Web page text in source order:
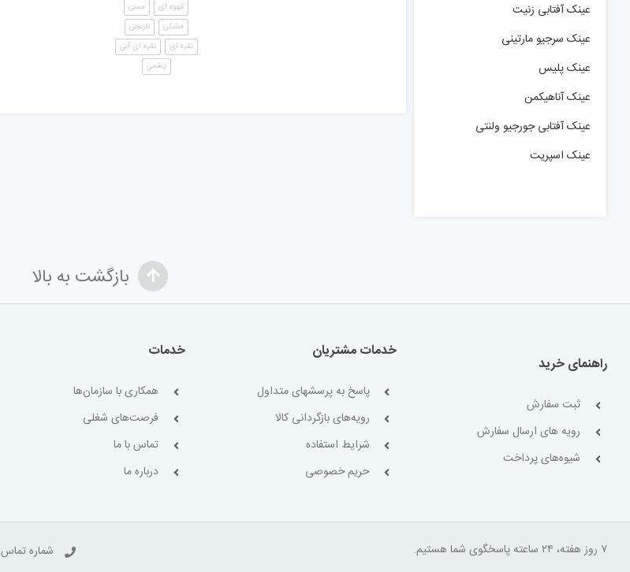
قهوه ای
مسی
مشکی
نارنجی
نقره ای
نقره ای آبی
یشمی
عینک آفتابی زنیت
عینک سرجیو مارتینی
عینک پلیس
عینک آناهیکمن
عینک آفتابی جورجیو ولنتی
عینک اسپریت
بازگشت به بالا
راهنمای خرید
ثبت سفارش
رویه های ارسال سفارش
شیوه‌های پرداخت
خدمات مشتریان
پاسخ به پرسشهای متداول
رویه‌های بازگردانی کالا
شرایط استفاده
حریم خصوصی
خدمات
همکاری با سازمان‌ها
فرصت‌های شغلی
تماس با ما
درباره ما
۷ روز هفته، ۲۴ ساعته پاسخگوی شما هستیم. شماره تماس